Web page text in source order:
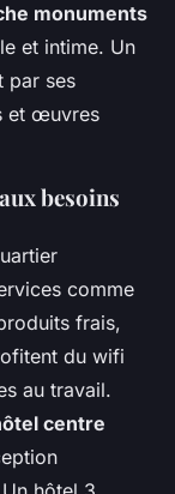
monuments
et intime. Un
par ses
et œuvres
besoins
comme
frais,
du wifi
au travail.
centre